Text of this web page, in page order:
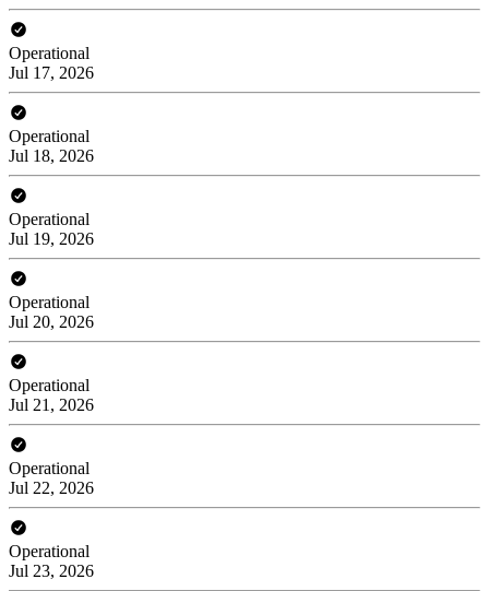
Operational
Jul 17, 2026
Operational
Jul 18, 2026
Operational
Jul 19, 2026
Operational
Jul 20, 2026
Operational
Jul 21, 2026
Operational
Jul 22, 2026
Operational
Jul 23, 2026